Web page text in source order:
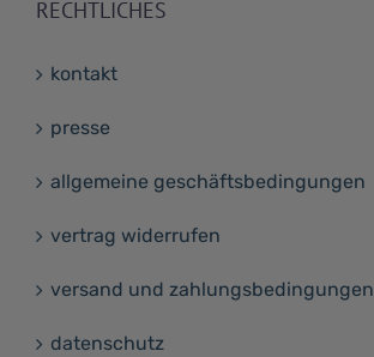
RECHTLICHES
kontakt
presse
allgemeine geschäftsbedingungen
vertrag widerrufen
versand und zahlungsbedingungen
datenschutz